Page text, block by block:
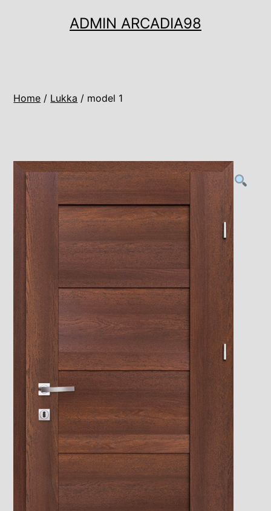
ADMIN ARCADIA98
Home / Lukka / model 1